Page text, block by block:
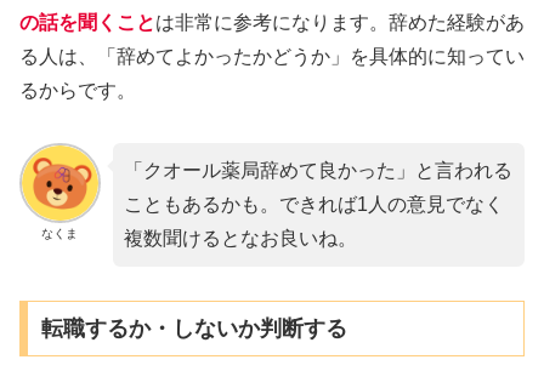
の話を聞くことは非常に参考になります。辞めた経験があ
る人は、「辞めてよかったかどうか」を具体的に知ってい
るからです。
なくま
「クオール薬局辞めて良かった」と言われる
こともあるかも。できれば1人の意見でなく
複数聞けるとなお良いね。
転職するか・しないか判断する